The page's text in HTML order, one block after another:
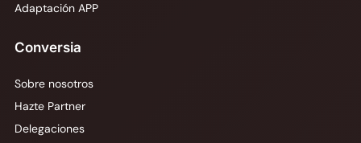
Adaptación APP
Conversia
Sobre nosotros
Hazte Partner
Delegaciones